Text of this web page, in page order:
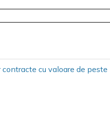
contracte cu valoare de